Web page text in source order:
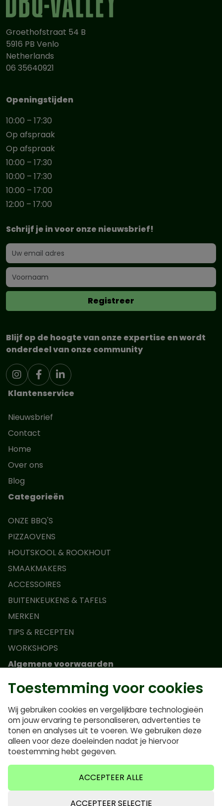
Groethofstraat 54 B
5916 PB Venlo
Netherlands
06 35640921
Openingstijden
10:00 – 17:30
Op afspraak
Op afspraak
10:00 – 17:30
10:00 – 17:30
10:00 – 17:00
12:00 – 17:00
Schrijf je in voor onze nieuwsbrief!
Blijf op de hoogte van onze expertise en wordt
onderdeel van onze community
Klantenservice
Nieuwsbrief
Contact
Home
Over ons
Blog
Categorieën
ONZE BBQ'S
PIZZAOVENS
HOUTSKOOL & ROOKHOUT
SMAAKMAKERS
ACCESSOIRES
BUITENKEUKENS & TAFELS
MERKEN
TIPS & RECEPTEN
WORKSHOPS
Algemene voorwaarden
Actievoorwaarden Monolith Junior
Algemene voorwaarden
Privacybeleid
Veelgestelde vragen
Cookiebeleid
Toestemming voor cookies
Wij gebruiken cookies en vergelijkbare technologieën
om jouw ervaring te personaliseren, advertenties te
tonen en analyses uit te voeren. We gebruiken deze
alleen voor deze doeleinden nadat je hiervoor
toestemming hebt gegeven.
ACCEPTEER ALLE
ACCEPTEER SELECTIE